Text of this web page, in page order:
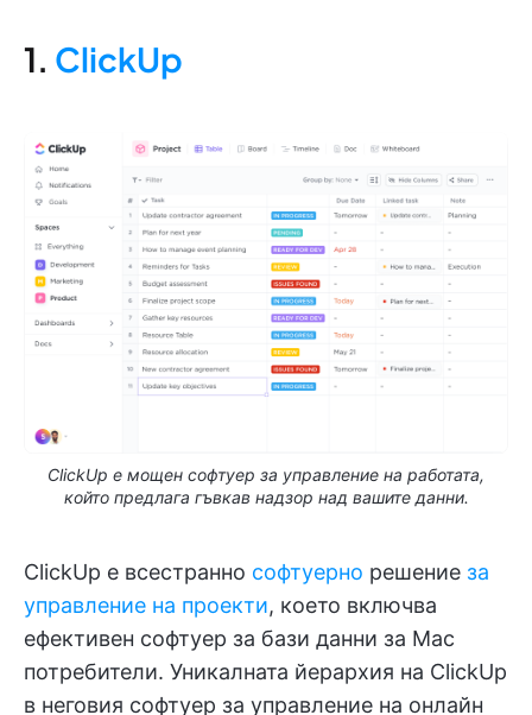
1. ClickUp
ClickUp е мощен софтуер за управление на работата,
който предлага гъвкав надзор над вашите данни.
ClickUp е всестранно софтуерно решение за
управление на проекти, което включва
ефективен софтуер за бази данни за Mac
потребители. Уникалната йерархия на ClickUp
в неговия софтуер за управление на онлайн